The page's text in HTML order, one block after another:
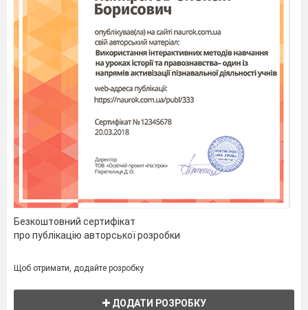
Безкоштовний сертифікат
про публікацію авторської розробки
Щоб отримати, додайте розробку
ДОДАТИ РОЗРОБКУ